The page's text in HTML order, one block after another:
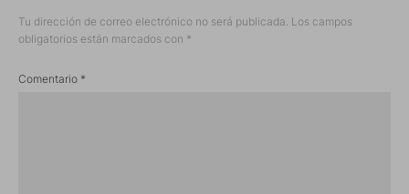
Tu dirección de correo electrónico no será publicada. Los campos
obligatorios están marcados con *
Comentario *